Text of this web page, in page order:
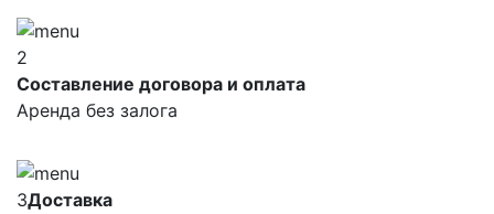
2
Составление договора и оплата
Аренда без залога
3Доставка